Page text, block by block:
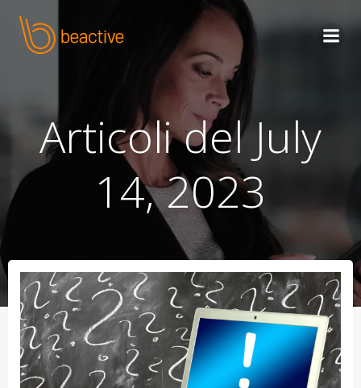
Skip
to
content
Articoli del July
14, 2023